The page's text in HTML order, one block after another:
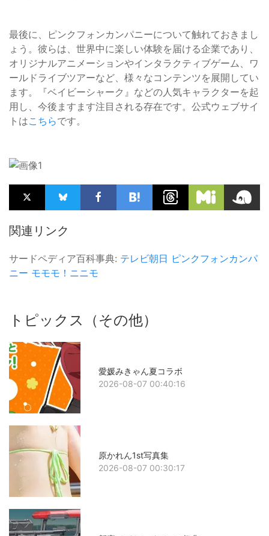
最後に、ピンクフォンカンパニーについて触れておきまし
ょう。彼らは、世界中に楽しい体験を届ける企業であり、
オリジナルアニメーションやインタラクティブゲーム、ワ
ールドライブツアーなど、様々なコンテンツを展開してい
ます。『ベイビーシャーク』などの人気キャラクターを起
用し、今後ますます注目される存在です。公式ウェブサイ
トはこちらです。
関連リンク
サードペディア百科事典: テレビ朝日 ピンクフォンカンパ
ニー モモモ！ニニモ
トピックス（その他）
愛媛みきゃん夏コラボ
2026-08-07 00:40:16
原かれん1st写真集
2026-08-07 00:30:17